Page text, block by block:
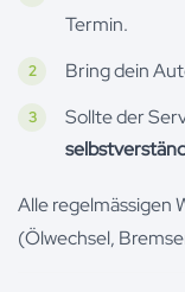
Termin.
Bring dein
Sollte der
Alle regelmässigen
(Ölwechsel,